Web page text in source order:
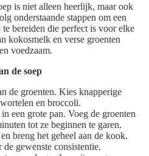
is niet alleen heerlijk, maar ook
onderstaande stappen om een
bereiden die perfect is voor elke
kokosmelk en verse groenten
voedzaam.
de soep
de groenten. Kies knapperige
en broccoli.
een grote pan. Voeg de groenten
tot ze beginnen te garen.
breng het geheel aan de kook.
gewenste consistentie.